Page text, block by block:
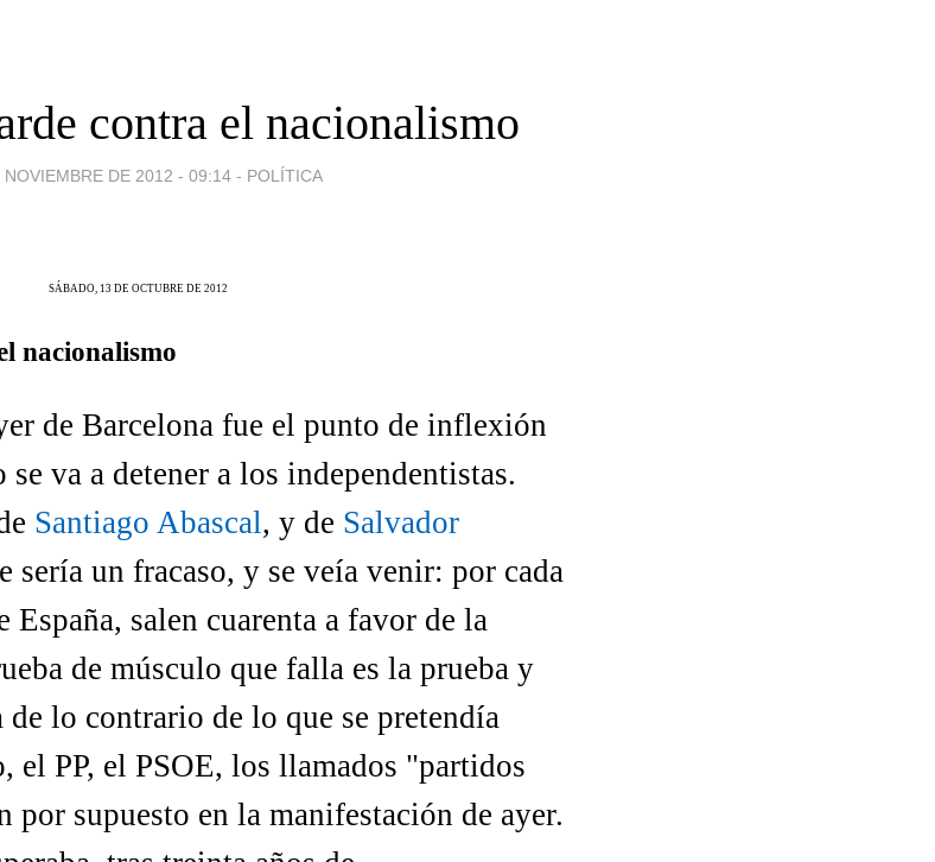
contra el nacionalismo
NOVIEMBRE DE 2012 - 09:14 - POLÍTICA
SÁBADO, 13 DE OCTUBRE DE 2012
nacionalismo
de Barcelona fue el punto de inflexión
va a detener a los independentistas.
Santiago Abascal, y de Salvador
sería un fracaso, y se veía venir: por cada
España, salen cuarenta a favor de la
de músculo que falla es la prueba y
lo contrario de lo que se pretendía
el PP, el PSOE, los llamados "partidos
por supuesto en la manifestación de ayer.